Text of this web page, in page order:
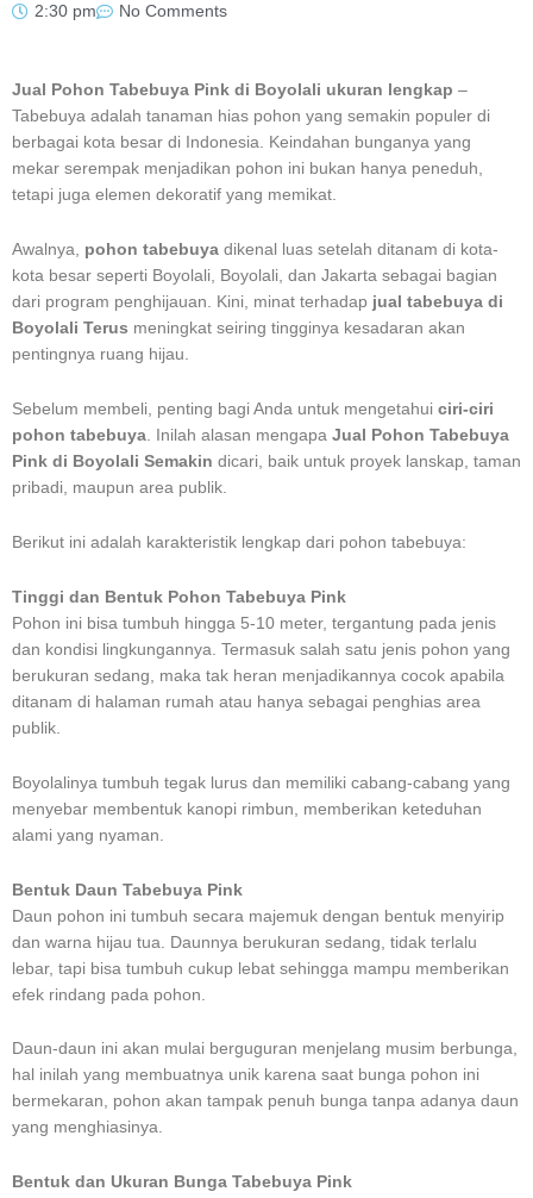
2:30 pm
No Comments
Jual Pohon Tabebuya Pink di Boyolali ukuran lengkap –
Tabebuya adalah tanaman hias pohon yang semakin populer di
berbagai kota besar di Indonesia. Keindahan bunganya yang
mekar serempak menjadikan pohon ini bukan hanya peneduh,
tetapi juga elemen dekoratif yang memikat.
Awalnya, pohon tabebuya dikenal luas setelah ditanam di kota-
kota besar seperti Boyolali, Boyolali, dan Jakarta sebagai bagian
dari program penghijauan. Kini, minat terhadap jual tabebuya di
Boyolali Terus meningkat seiring tingginya kesadaran akan
pentingnya ruang hijau.
Sebelum membeli, penting bagi Anda untuk mengetahui ciri-ciri
pohon tabebuya . Inilah alasan mengapa Jual Pohon Tabebuya
Pink di Boyolali Semakin dicari, baik untuk proyek lanskap, taman
pribadi, maupun area publik.
Berikut ini adalah karakteristik lengkap dari pohon tabebuya:
Tinggi dan Bentuk Pohon Tabebuya Pink
Pohon ini bisa tumbuh hingga 5-10 meter, tergantung pada jenis
dan kondisi lingkungannya. Termasuk salah satu jenis pohon yang
berukuran sedang, maka tak heran menjadikannya cocok apabila
ditanam di halaman rumah atau hanya sebagai penghias area
publik.
Boyolalinya tumbuh tegak lurus dan memiliki cabang-cabang yang
menyebar membentuk kanopi rimbun, memberikan keteduhan
alami yang nyaman.
Bentuk Daun Tabebuya Pink
Daun pohon ini tumbuh secara majemuk dengan bentuk menyirip
dan warna hijau tua. Daunnya berukuran sedang, tidak terlalu
lebar, tapi bisa tumbuh cukup lebat sehingga mampu memberikan
efek rindang pada pohon.
Daun-daun ini akan mulai berguguran menjelang musim berbunga,
hal inilah yang membuatnya unik karena saat bunga pohon ini
bermekaran, pohon akan tampak penuh bunga tanpa adanya daun
yang menghiasinya.
Bentuk dan Ukuran Bunga Tabebuya Pink